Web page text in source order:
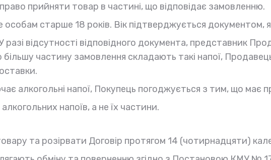
прийняти товар в частині, що відповідає замовленню.
особам старше 18 років. Вік підтверджується документом,
разі відсутності відповідного документа, представник
більшу частину замовлення складають такі напої,
алкогольні напої, Покупець погоджується з тим, що має
напоїв, а не їх частини.
та розірвати Договір протягом 14 (чотирнадцяти)